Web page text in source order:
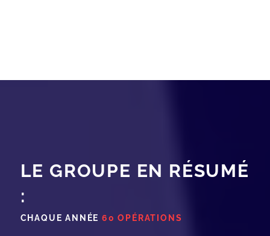
LE GROUPE EN RÉSUMÉ
:
CHAQUE ANNÉE 60 OPÉRATIONS